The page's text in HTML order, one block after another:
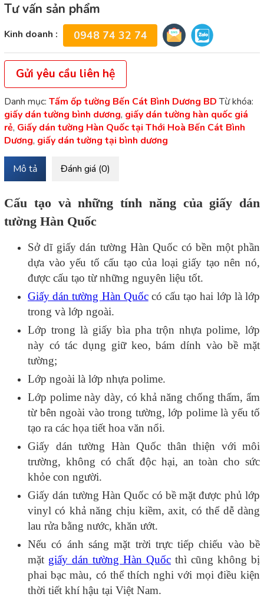
Tư vấn sản phẩm
Kinh doanh : 0948 74 32 74
Gửi yêu cầu liên hệ
Danh mục: Tấm ốp tường Bến Cát Bình Dương BD Từ khóa:
giấy dán tường bình dương, giấy dán tường hàn quốc giá
rẻ, Giấy dán tường Hàn Quốc tại Thới Hoà Bến Cát Bình
Dương, giấy dán tường tại bình dương
Mô tả Đánh giá (0)
Cấu tạo và những tính năng của giấy dán
tường Hàn Quốc
Sở dĩ giấy dán tường Hàn Quốc có bền một phần
dựa vào yếu tố cấu tạo của loại giấy tạo nên nó,
được cấu tạo từ những nguyên liệu tốt.
Giấy dán tường Hàn Quốccó cấu tạo hai lớp là lớp
trong và lớp ngoài.
Lớp trong là giấy bìa pha trộn nhựa polime, lớp
này có tác dụng giữ keo, bám dính vào bề mặt
tường;
Lớp ngoài là lớp nhựa polime.
Lớp polime này dày, có khả năng chống thấm, ẩm
từ bên ngoài vào trong tường, lớp polime là yếu tố
tạo ra các họa tiết hoa văn nổi.
Giấy dán tường Hàn Quốc thân thiện với môi
trường, không có chất độc hại, an toàn cho sức
khỏe con người.
Giấy dán tường Hàn Quốc có bề mặt được phủ lớp
vinyl có khả năng chịu kiềm, axit, có thể dễ dàng
lau rửa bằng nước, khăn ướt.
Nếu có ánh sáng mặt trời trực tiếp chiếu vào bề
mặt giấy dán tường Hàn Quốc thì cũng không bị
phai bạc màu, có thể thích nghi với mọi điều kiện
thời tiết khí hậu tại Việt Nam.